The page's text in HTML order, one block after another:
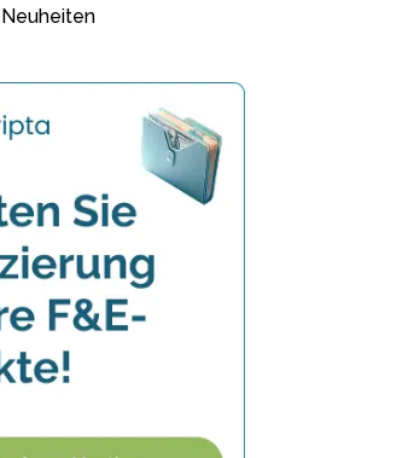
Neuheiten